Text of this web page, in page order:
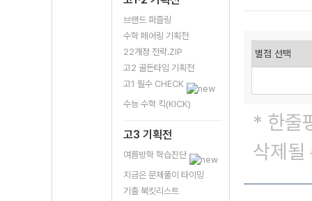
브랜드 퍼즐링
수학 페어링 기획전
22개정 전략.ZIP
고2 골든타임 기획전
고1 필수 CHECK
수능 수학 킥(KICK)
고3 기획전
여름방학 학습진단
지금은 문제풀이 타이밍
기출 북킷리스트
* 한줄
삭제될